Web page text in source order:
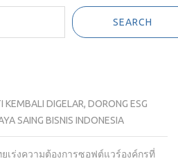
SEARCH
DIGELAR, DORONG ESG
SAING BISNIS INDONESIA
เร่งความต้องการซอฟต์แวร์องค์กรที่